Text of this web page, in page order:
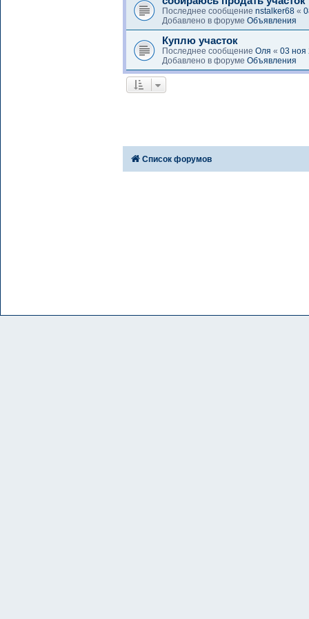
Последнее сообщение nstalker68 «
Добавлено в форуме Объявления
Куплю участок
Последнее сообщение Оля « 03 ноя
Добавлено в форуме Объявления
Список форумов